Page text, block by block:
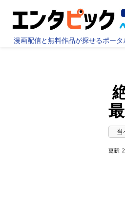
漫画配信と無料作品が探せるポータ
更新: